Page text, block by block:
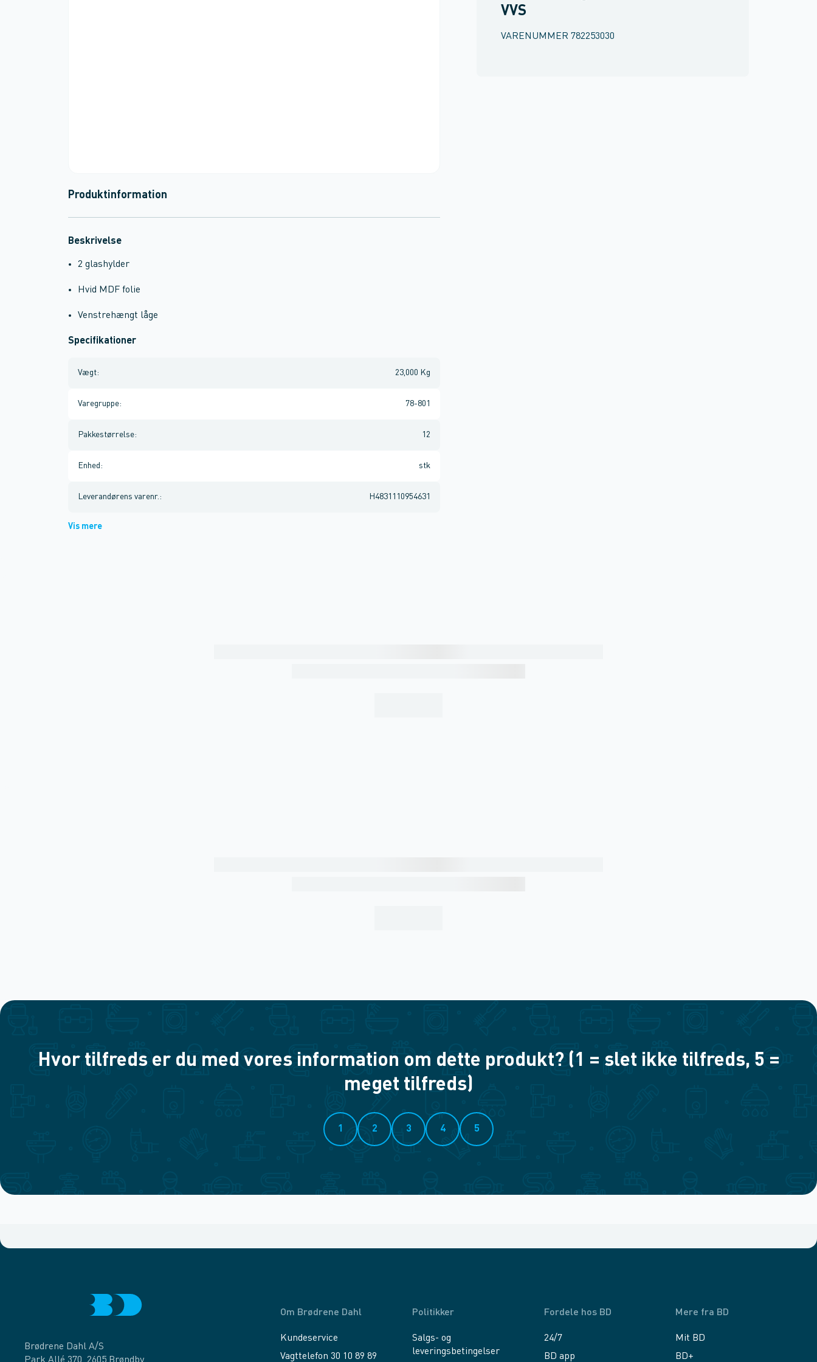
VVS
VARENUMMER 782253030
Produktinformation
Beskrivelse
2 glashylder
Hvid MDF folie
Venstrehængt låge
Specifikationer
Vægt: 23,000 Kg
Varegruppe: 78-801
Pakkestørrelse: 12
Enhed : stk
Leverandørens varenr. : H4831110954631
Vis mere
Hvor tilfreds er du med vores information om dette produkt? (1 = slet ikke tilfreds, 5 =
meget tilfreds)
1 2 3 4 5
Brødrene Dahl A/S
Om Brødrene Dahl
Kundeservice
Vagttelefon 30 10 89 89
Politikker
Salgs- og
leveringsbetingelser
Fordele hos BD
24/7
BD app
Mere fra BD
Mit BD
BD+